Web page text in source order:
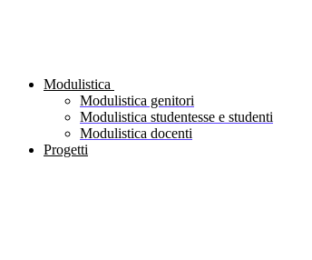
Modulistica
Modulistica genitori
Modulistica studentesse e studenti
Modulistica docenti
Progetti